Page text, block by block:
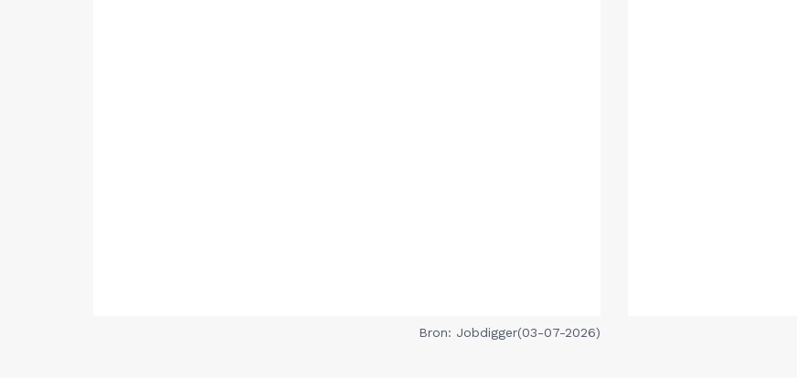
Bron: Jobdigger(03-07-2026)